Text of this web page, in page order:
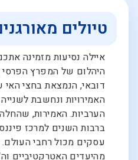
טיולים
איילה נסיעות מזמינה
היהלום של המפרץ הפרסי
דובאי, הנמצאת בחצי
האמירויות ונחשבת
הערביות. האמירות,
ברבות השנים למרכז
עסקים מכול רחבי
מהיעדים האטרקטיביים